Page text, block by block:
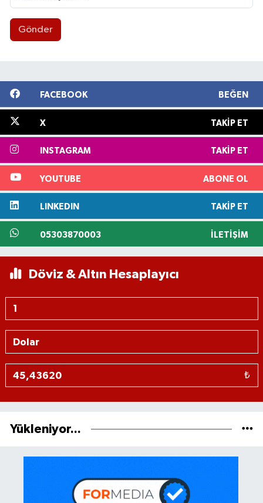
Gönder
FACEBOOK BEĞEN
X TAKIP ET
INSTAGRAM TAKIP ET
YOUTUBE ABONE OL
LINKEDIN TAKIP ET
05303870003 İLETIŞIM
Döviz & Altın Hesaplayıcı
₺
Yükleniyor...